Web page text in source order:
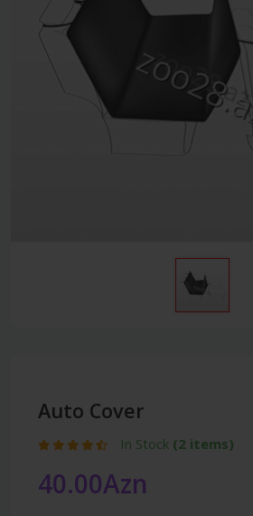
Auto Cover
In Stock (2 items)
40.00Azn